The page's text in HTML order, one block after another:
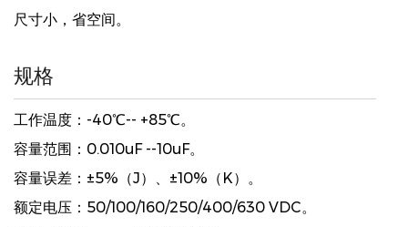
尺寸小，省空间。
规格
工作温度：-40℃-- +85℃。
容量范围：0.010uF --10uF。
容量误差：±5%（J）、±10%（K）。
额定电压：50/100/160/250/400/630 VDC。